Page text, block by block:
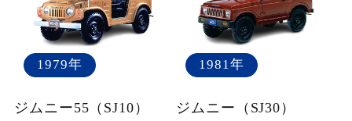
1979年
ジムニー55（SJ10）
1981年
ジムニー（SJ30）